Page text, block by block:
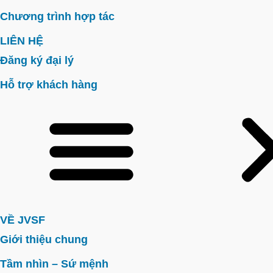
Chương trình hợp tác
LIÊN HỆ
Đăng ký đại lý
Hỗ trợ khách hàng
VỀ JVSF
Giới thiệu chung
Tầm nhìn – Sứ mệnh